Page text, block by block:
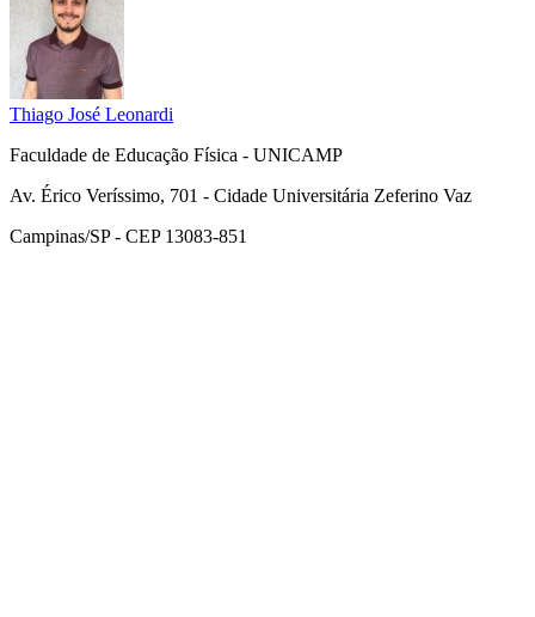
Thiago José Leonardi
Faculdade de Educação Física - UNICAMP
Av. Érico Veríssimo, 701 - Cidade Universitária Zeferino Vaz
Campinas/SP - CEP 13083-851